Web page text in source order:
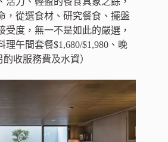
，從選食材、研究餐食、擺盤
受度，無一不是如此的嚴選，
午間套餐$1,680/$1,980、晚
酌收服務費及水資）